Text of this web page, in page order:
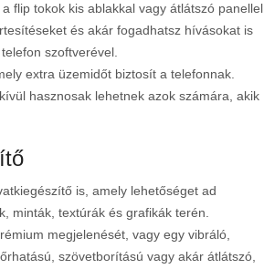
flip tokok kis ablakkal vagy átlátszó panellel
és akár fogadhatsz hívásokat is
szoftverével.
extra üzemidőt biztosít a telefonnak.
hasznosak lehetnek azok számára, akik
is, amely lehetőséget ad
minták, textúrák és grafikák terén.
megjelenését, vagy egy vibráló,
szövetborítású vagy akár átlátszó,